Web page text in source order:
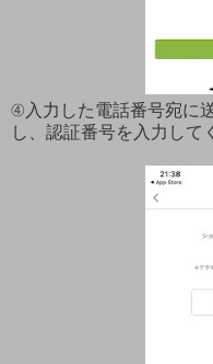
④入力した電話番号宛に
し、認証番号を入力して